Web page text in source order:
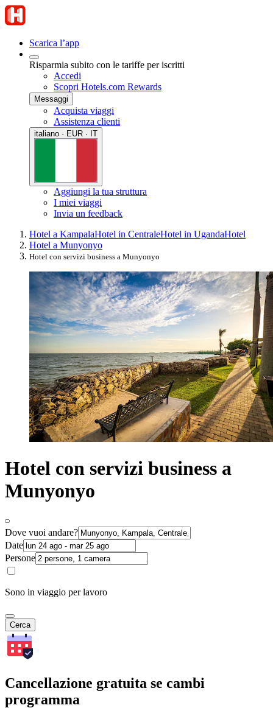
Scarica l’app
Risparmia subito con le tariffe per iscritti
Accedi
Scopri Hotels.com Rewards
Messaggi
Acquista viaggi
Assistenza clienti
italiano · EUR · IT
Aggiungi la tua struttura
I miei viaggi
Invia un feedback
Hotel a KampalaHotel in CentraleHotel in UgandaHotel
Hotel a Munyonyo
Hotel con servizi business a Munyonyo
Hotel con servizi business a
Munyonyo
Dove vuoi andare?
Date
Persone
Sono in viaggio per lavoro
Cerca
Cancellazione gratuita se cambi
programma